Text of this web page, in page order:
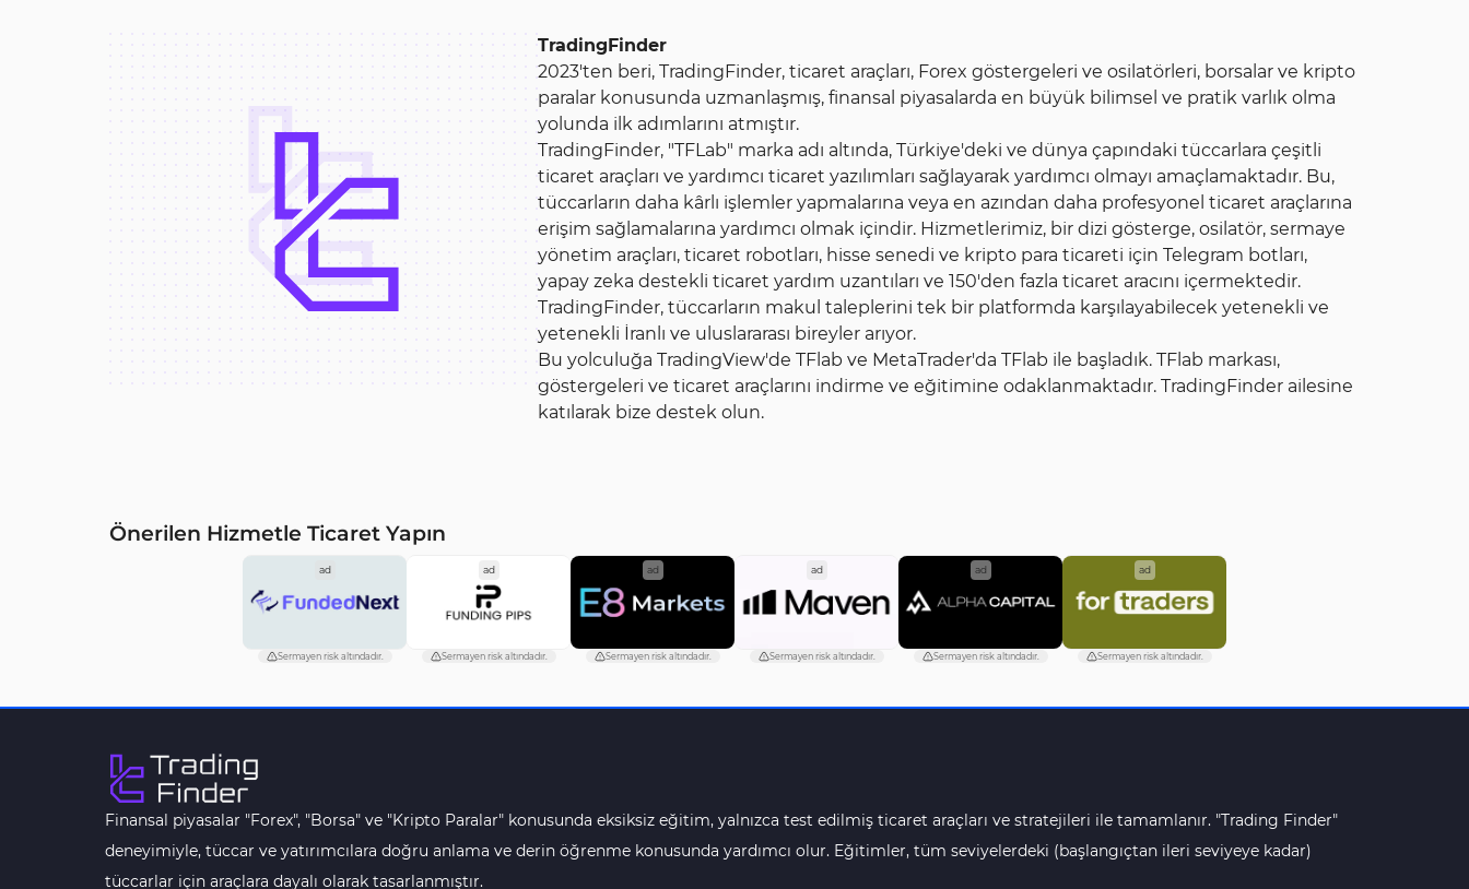
TradingFinder
2023'ten beri, TradingFinder, ticaret araçları, Forex göstergeleri ve osilatörleri, borsalar ve kripto
paralar konusunda uzmanlaşmış, finansal piyasalarda en büyük bilimsel ve pratik varlık olma
yolunda ilk adımlarını atmıştır.
TradingFinder, "TFLab" marka adı altında, Türkiye'deki ve dünya çapındaki tüccarlara çeşitli
ticaret araçları ve yardımcı ticaret yazılımları sağlayarak yardımcı olmayı amaçlamaktadır. Bu,
tüccarların daha kârlı işlemler yapmalarına veya en azından daha profesyonel ticaret araçlarına
erişim sağlamalarına yardımcı olmak içindir. Hizmetlerimiz, bir dizi gösterge, osilatör, sermaye
yönetim araçları, ticaret robotları, hisse senedi ve kripto para ticareti için Telegram botları,
yapay zeka destekli ticaret yardım uzantıları ve 150'den fazla ticaret aracını içermektedir.
TradingFinder, tüccarların makul taleplerini tek bir platformda karşılayabilecek yetenekli ve
yetenekli İranlı ve uluslararası bireyler arıyor.
Bu yolculuğa TradingView'de TFlab ve MetaTrader'da TFlab ile başladık. TFlab markası,
göstergeleri ve ticaret araçlarını indirme ve eğitimine odaklanmaktadır. TradingFinder ailesine
katılarak bize destek olun.
Önerilen Hizmetle Ticaret Yapın
ad
Sermayen risk altındadır.
ad
Sermayen risk altındadır.
ad
Sermayen risk altındadır.
ad
Sermayen risk altındadır.
ad
Sermayen risk altındadır.
ad
Sermayen risk altındadır.
Finansal piyasalar "Forex", "Borsa" ve "Kripto Paralar" konusunda eksiksiz eğitim, yalnızca test edilmiş ticaret araçları ve stratejileri ile tamamlanır. "Trading Finder"
deneyimiyle, tüccar ve yatırımcılara doğru anlama ve derin öğrenme konusunda yardımcı olur. Eğitimler, tüm seviyelerdeki (başlangıçtan ileri seviyeye kadar)
tüccarlar için araçlara dayalı olarak tasarlanmıştır.